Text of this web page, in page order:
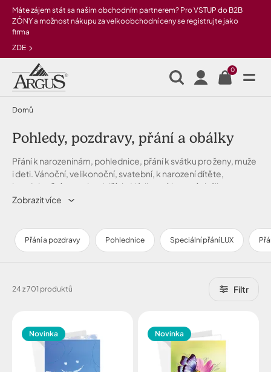
Přeskočit na hlavní obsah
Máte zájem stát sa našim obchodním partnerem? Pro VSTUP do B2B
ZÓNY a možnost nákupu za velkoobchodní ceny se registrujte jako
firma
ZDE
0
Domů
Pohledy, pozdravy, přání a obálky
Přání k narozeninám, pohlednice, přání k svátku pro ženy, muže
i deti. Vánoční, velikonoční, svatební, k narození dítěte,
kondolenční a mnoho dalších. Nádherné luxusní obálky na
peníze i jiné příležitostní obálky najdete v této sekci eshopu. Co
Zobrazit více
Přání a pozdravy Pohlednice Speciální přání LUX
24 z 701 produktů Filtr
Novinka Novinka